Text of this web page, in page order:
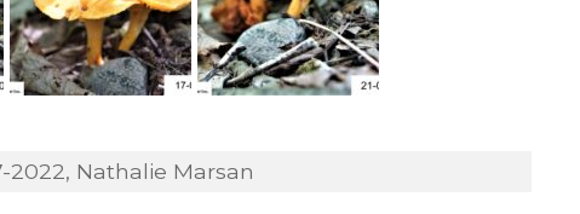
Nathalie Marsan